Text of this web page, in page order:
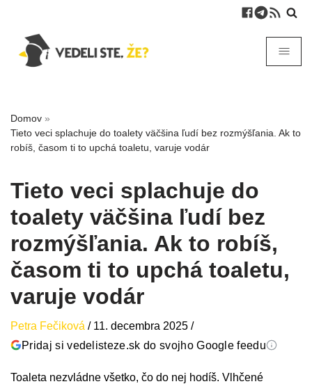
Domov »
Tieto veci splachuje do toalety väčšina ľudí bez rozmýšľania. Ak to
robíš, časom ti to upchá toaletu, varuje vodár
Tieto veci splachuje do
toalety väčšina ľudí bez
rozmýšľania. Ak to robíš,
časom ti to upchá toaletu,
varuje vodár
Petra Fečiková / 11. decembra 2025 /
Pridaj si vedelisteze.sk do svojho Google feedu
Toaleta nezvládne všetko, čo do nej hodíš. Vlhčené